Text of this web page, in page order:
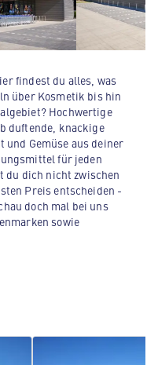
findest du alles, was
über Kosmetik bis hin
Hochwertige
duftende, knackige
Gemüse aus deiner
für jeden
du dich nicht zwischen
Preis entscheiden -
doch mal bei uns
sowie